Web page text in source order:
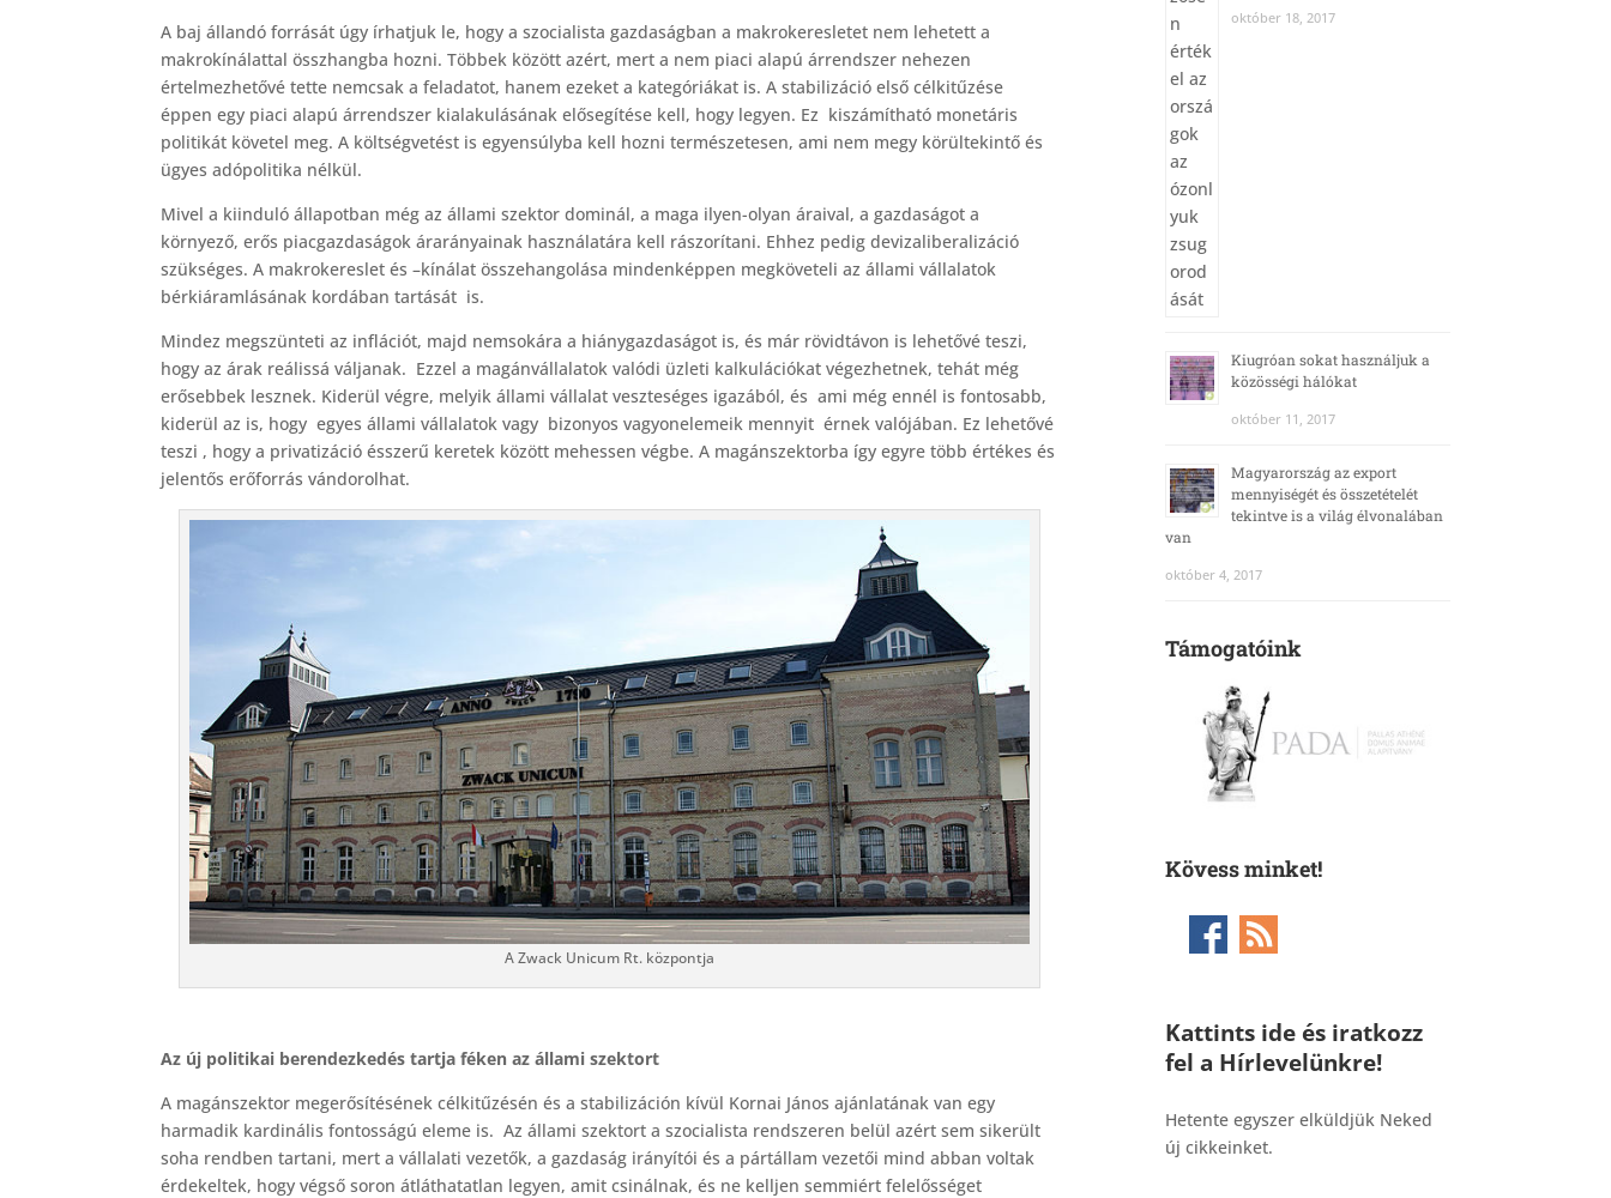
A baj állandó forrását úgy írhatjuk le, hogy a szocialista gazdaságban a makrokeresletet nem lehetett a
makrokínálattal összhangba hozni. Többek között azért, mert a nem piaci alapú árrendszer nehezen
értelmezhetővé tette nemcsak a feladatot, hanem ezeket a kategóriákat is. A stabilizáció első célkitűzése
éppen egy piaci alapú árrendszer kialakulásának elősegítése kell, hogy legyen. Ez kiszámítható monetáris
politikát követel meg. A költségvetést is egyensúlyba kell hozni természetesen, ami nem megy körültekintő és
ügyes adópolitika nélkül.
Mivel a kiinduló állapotban még az állami szektor dominál, a maga ilyen-olyan áraival, a gazdaságot a
környező, erős piacgazdaságok árarányainak használatára kell rászorítani. Ehhez pedig devizaliberalizáció
szükséges. A makrokereslet és –kínálat összehangolása mindenképpen megköveteli az állami vállalatok
bérkiáramlásának kordában tartását is.
Mindez megszünteti az inflációt, majd nemsokára a hiánygazdaságot is, és már rövidtávon is lehetővé teszi,
hogy az árak reálissá váljanak. Ezzel a magánvállalatok valódi üzleti kalkulációkat végezhetnek, tehát még
erősebbek lesznek. Kiderül végre, melyik állami vállalat veszteséges igazából, és ami még ennél is fontosabb,
kiderül az is, hogy egyes állami vállalatok vagy bizonyos vagyonelemeik mennyit érnek valójában. Ez lehetővé
teszi , hogy a privatizáció ésszerű keretek között mehessen végbe. A magánszektorba így egyre több értékes és
jelentős erőforrás vándorolhat.
A Zwack Unicum Rt. központja
Az új politikai berendezkedés tartja féken az állami szektort
A magánszektor megerősítésének célkitűzésén és a stabilizáción kívül Kornai János ajánlatának van egy
harmadik kardinális fontosságú eleme is. Az állami szektort a szocialista rendszeren belül azért sem sikerült
soha rendben tartani, mert a vállalati vezetők, a gazdaság irányítói és a pártállam vezetői mind abban voltak
érdekeltek, hogy végső soron átláthatatlan legyen, amit csinálnak, és ne kelljen semmiért felelősséget
október 18, 2017
Kiugróan sokat használjuk a
közösségi hálókat
október 11, 2017
Magyarország az export
mennyiségét és összetételét
tekintve is a világ élvonalában
van
október 4, 2017
Támogatóink
Kövess minket!
Kattints ide és iratkozz
fel a Hírlevelünkre!
Hetente egyszer elküldjük Neked
új cikkeinket.